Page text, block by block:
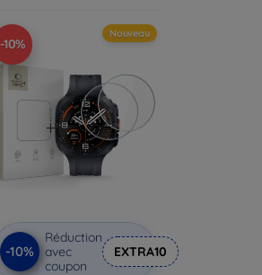
-10%
Nouveau
-10%
Réduction
avec
coupon
EXTRA10